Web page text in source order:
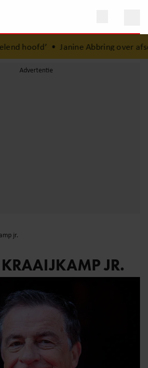
hoofd’•Janine Abbring over
jr.
JR.